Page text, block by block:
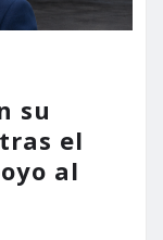
su
el
al